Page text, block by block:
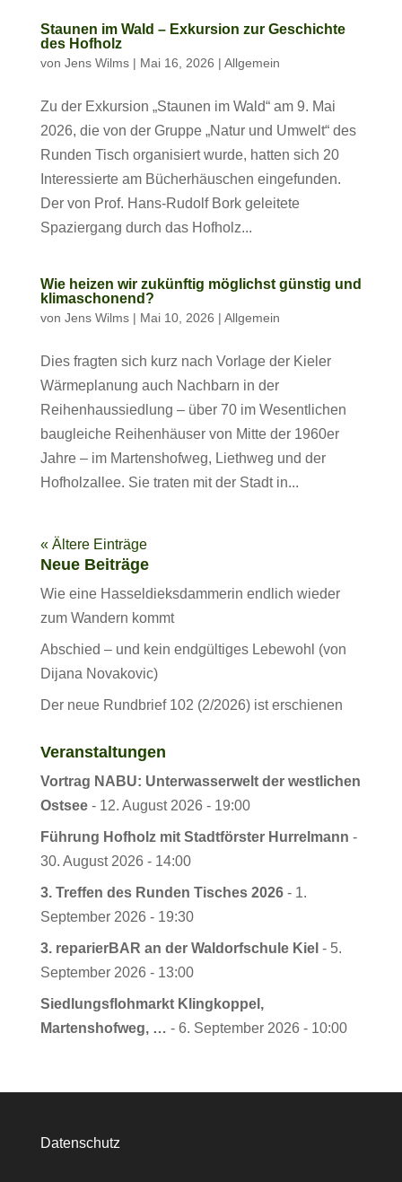
Staunen im Wald – Exkursion zur Geschichte
des Hofholz
von Jens Wilms| Mai 16, 2026 | Allgemein
Zu der Exkursion „Staunen im Wald“ am 9. Mai
2026, die von der Gruppe „Natur und Umwelt“ des
Runden Tisch organisiert wurde, hatten sich 20
Interessierte am Bücherhäuschen eingefunden.
Der von Prof. Hans-Rudolf Bork geleitete
Spaziergang durch das Hofholz...
Wie heizen wir zukünftig möglichst günstig und
klimaschonend?
von Jens Wilms| Mai 10, 2026 | Allgemein
Dies fragten sich kurz nach Vorlage der Kieler
Wärmeplanung auch Nachbarn in der
Reihenhaussiedlung – über 70 im Wesentlichen
baugleiche Reihenhäuser von Mitte der 1960er
Jahre – im Martenshofweg, Liethweg und der
Hofholzallee. Sie traten mit der Stadt in...
« Ältere Einträge
Neue Beiträge
Wie eine Hasseldieksdammerin endlich wieder
zum Wandern kommt
Abschied – und kein endgültiges Lebewohl (von
Dijana Novakovic)
Der neue Rundbrief 102 (2/2026) ist erschienen
Veranstaltungen
Vortrag NABU: Unterwasserwelt der westlichen
Ostsee- 12. August 2026 - 19:00
Führung Hofholz mit Stadtförster Hurrelmann -
30. August 2026 - 14:00
3. Treffen des Runden Tisches 2026- 1.
September 2026 - 19:30
3. reparierBAR an der Waldorfschule Kiel - 5.
September 2026 - 13:00
Siedlungsflohmarkt Klingkoppel,
Martenshofweg, … - 6. September 2026 - 10:00
Datenschutz